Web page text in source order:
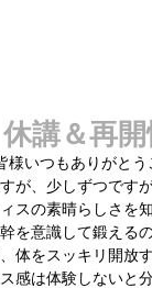
講＆再
いつもありがとう
が、少しずつです
スの素晴らしさを
を意識して鍛える
体をスッキリ開放
感は体験しないと